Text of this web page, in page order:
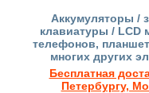
Аккумуляторы /
клавиатуры / LCD
телефонов,
многих других
Бесплатная
Петербургу,